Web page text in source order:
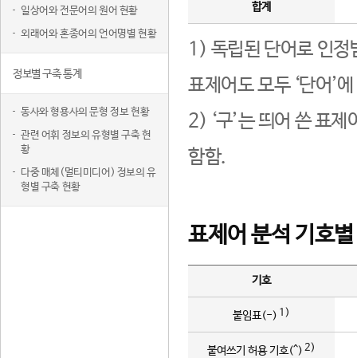
일상어와 전문어의 원어 현황
외래어와 혼종어의 언어명별 현황
정보별 구축 통계
동사와 형용사의 문형 정보 현황
관련 어휘 정보의 유형별 구축 현
황
다중 매체(멀티미디어) 정보의 유
형별 구축 현황
합계
1) 독립된 단어로 인정
표제어도 모두 ‘단어’
2) ‘구’는 띄어 쓴 표
함함.
표제어 분석 기호
기호
붙임표(-) 1)
붙여쓰기 허용 기호(^) 2)